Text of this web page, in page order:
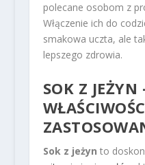
polecane osobom z
Włączenie ich do
smakowa uczta, ale
lepszego zdrowia.
SOK Z JEŻYN
Sok z jeżyn to